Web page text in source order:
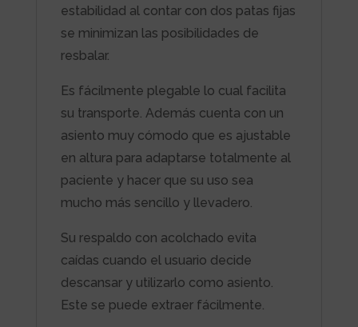
estabilidad al contar con dos patas fijas
se minimizan las posibilidades de
resbalar.
Es fácilmente plegable lo cual facilita
su transporte. Además cuenta con un
asiento muy cómodo que es ajustable
en altura para adaptarse totalmente al
paciente y hacer que su uso sea
mucho más sencillo y llevadero.
Su respaldo con acolchado evita
caídas cuando el usuario decide
descansar y utilizarlo como asiento.
Este se puede extraer fácilmente.